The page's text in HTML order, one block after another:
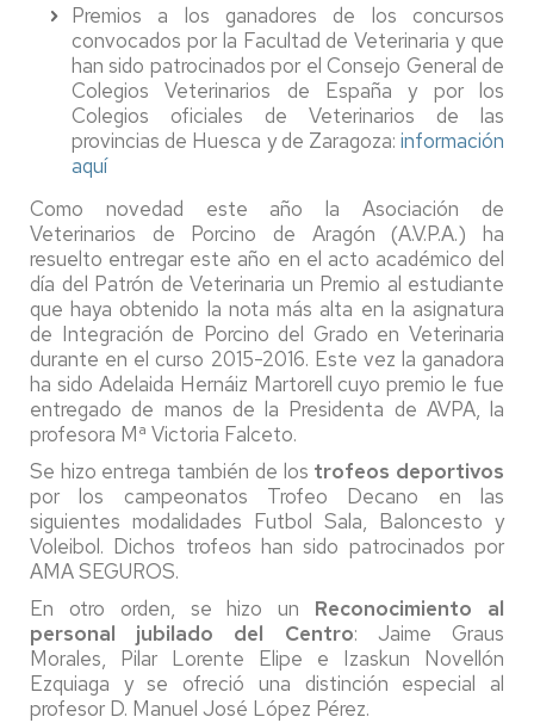
Premios a los ganadores de los concursos
convocados por la Facultad de Veterinaria y que
han sido patrocinados por el Consejo General de
Colegios Veterinarios de España y por los
Colegios oficiales de Veterinarios de las
provincias de Huesca y de Zaragoza: información
aquí
Como novedad este año la Asociación de
Veterinarios de Porcino de Aragón (A.V.P.A.) ha
resuelto entregar este año en el acto académico del
día del Patrón de Veterinaria un Premio al estudiante
que haya obtenido la nota más alta en la asignatura
de Integración de Porcino del Grado en Veterinaria
durante en el curso 2015-2016. Este vez la ganadora
ha sido Adelaida Hernáiz Martorell cuyo premio le fue
entregado de manos de la Presidenta de AVPA, la
profesora Mª Victoria Falceto.
Se hizo entrega también de los trofeos deportivos
por los campeonatos Trofeo Decano en las
siguientes modalidades Futbol Sala, Baloncesto y
Voleibol. Dichos trofeos han sido patrocinados por
AMA SEGUROS.
En otro orden, se hizo un Reconocimiento al
personal jubilado del Centro: Jaime Graus
Morales, Pilar Lorente Elipe e Izaskun Novellón
Ezquiaga y se ofreció una distinción especial al
profesor D. Manuel José López Pérez.